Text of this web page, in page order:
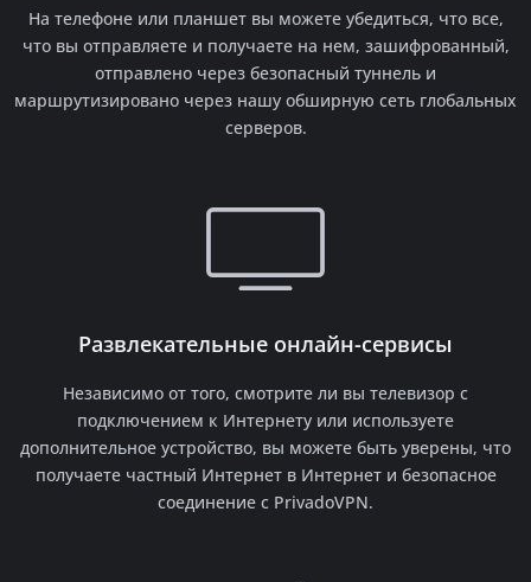
На телефоне или планшет вы можете убедиться, что все,
что вы отправляете и получаете на нем, зашифрованный,
отправлено через безопасный туннель и
маршрутизировано через нашу обширную сеть глобальных
серверов.
Развлекательные онлайн-сервисы
Независимо от того, смотрите ли вы телевизор с
подключением к Интернету или используете
дополнительное устройство, вы можете быть уверены, что
получаете частный Интернет в Интернет и безопасное
соединение с PrivadoVPN.